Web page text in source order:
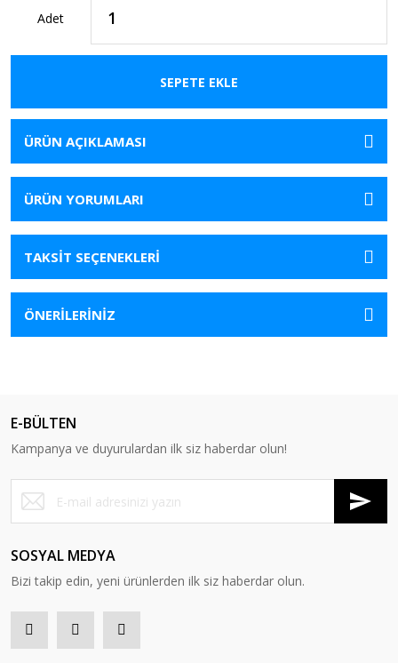
Adet
SEPETE EKLE
ÜRÜN AÇIKLAMASI
ÜRÜN YORUMLARI
TAKSİT SEÇENEKLERİ
ÖNERİLERİNİZ
E-BÜLTEN
Kampanya ve duyurulardan ilk siz haberdar olun!
SOSYAL MEDYA
Bizi takip edin, yeni ürünlerden ilk siz haberdar olun.